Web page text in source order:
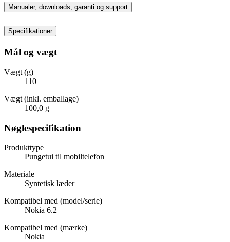
Manualer, downloads, garanti og support
Specifikationer
Mål og vægt
Vægt (g)
110
Vægt (inkl. emballage)
100,0 g
Nøglespecifikation
Produkttype
Pungetui til mobiltelefon
Materiale
Syntetisk læder
Kompatibel med (model/serie)
Nokia 6.2
Kompatibel med (mærke)
Nokia